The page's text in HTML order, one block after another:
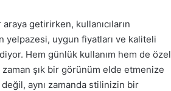
getirirken, kullanıcıların
yelpazesi, uygun fiyatları ve kaliteli
Hem günlük kullanım hem de özel
şık bir görünüm elde etmenize
değil, aynı zamanda stilinizin bir